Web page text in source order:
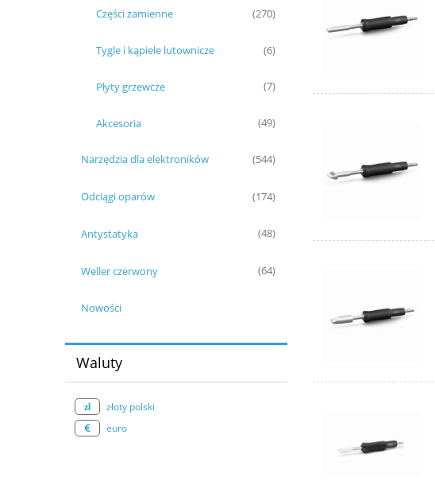
Części zamienne (270)
Tygle i kąpiele lutownicze (6)
Płyty grzewcze (7)
Akcesoria (49)
Narzędzia dla elektroników (544)
Odciągi oparów (174)
Antystatyka (48)
Weller czerwony (64)
Nowości
Waluty
złoty polski
euro